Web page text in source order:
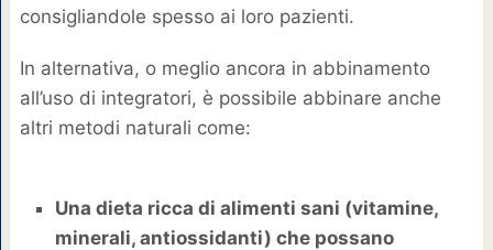
consigliandole spesso ai loro pazienti.
In alternativa, o meglio ancora in abbinamento
all’uso di integratori, è possibile abbinare anche
altri metodi naturali come:
Una dieta ricca di alimenti sani (vitamine,
minerali, antiossidanti) che possano